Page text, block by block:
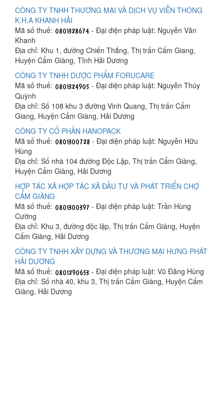
CÔNG TY TNHH THƯƠNG MẠI VÀ DỊCH VỤ VIỄN THÔNG
K.H.A KHANH HẢI
Mã số thuế:
- Đại diện pháp luật: Nguyễn Văn
Khanh
Địa chỉ: Khu 1, đường Chiến Thắng, Thị trấn Cẩm Giang,
Huyện Cẩm Giàng, Tỉnh Hải Dương
CÔNG TY TNHH DƯỢC PHẨM FORUCARE
Mã số thuế:
- Đại diện pháp luật: Nguyễn Thúy
Quỳnh
Địa chỉ: Số 108 khu 3 đường Vinh Quang, Thị trấn Cẩm
Giang, Huyện Cẩm Giàng, Hải Dương
CÔNG TY CỔ PHẦN HANOPACK
Mã số thuế:
- Đại diện pháp luật: Nguyễn Hữu
Hùng
Địa chỉ: Số nhà 104 đường Độc Lập, Thị trấn Cẩm Giàng,
Huyện Cẩm Giàng, Hải Dương
HỢP TÁC XÃ HỢP TÁC XÃ ĐẦU TƯ VÀ PHÁT TRIỂN CHỢ
CẨM GIÀNG
Mã số thuế:
- Đại diện pháp luật: Trần Hùng
Cường
Địa chỉ: Khu 3, đường độc lập, Thị trấn Cẩm Giàng, Huyện
Cẩm Giàng, Hải Dương
CÔNG TY TNHH XÂY DỰNG VÀ THƯƠNG MẠI HƯNG PHÁT
HẢI DƯƠNG
Mã số thuế:
- Đại diện pháp luật: Vũ Đăng Hùng
Địa chỉ: Số nhà 40, khu 3, Thị trấn Cẩm Giàng, Huyện Cẩm
Giàng, Hải Dương